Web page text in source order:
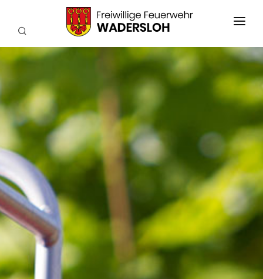
AKTUELLES
WIR ÜBER UNS
FEUERWEHRKAPELLE
TECHNIK
SERVICE